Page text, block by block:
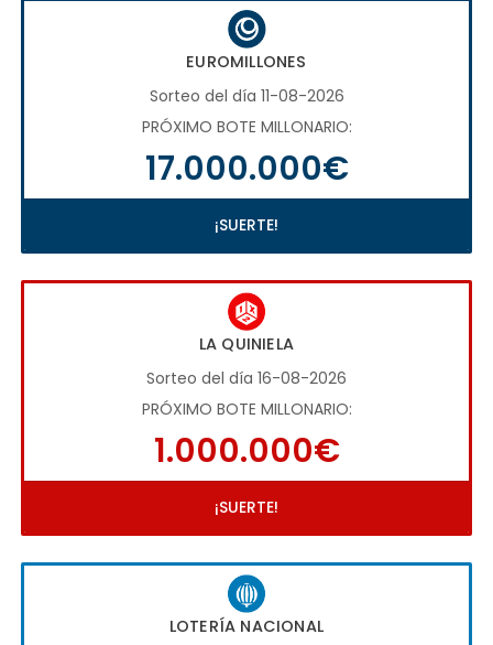
EUROMILLONES
Sorteo del día 11-08-2026
PRÓXIMO BOTE MILLONARIO:
17.000.000€
¡SUERTE!
LA QUINIELA
Sorteo del día 16-08-2026
PRÓXIMO BOTE MILLONARIO:
1.000.000€
¡SUERTE!
LOTERÍA NACIONAL